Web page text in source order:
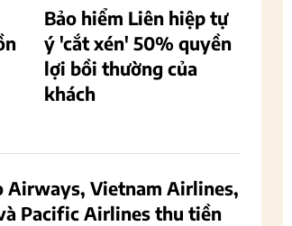
Bảo hiểm Liên hiệp tự
ý 'cắt xén' 50% quyền
lợi bồi thường của
khách
Airways, Vietnam Airlines,
Pacific Airlines thu tiền